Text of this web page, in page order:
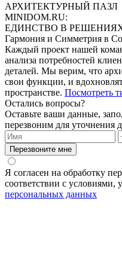
АРХИТЕКТУРНЫЙ ПАЗЛ
MINIDOM.RU:
ЕДИНСТВО В
Гармония и Симметрия в
Каждый проект нашей
анализа потребностей
деталей. Мы верим, что
свои функции, и
пространстве. Посмотреть
Остались вопросы?
Оставьте ваши данные,
перезвоним для уточнения
Я согласен на обработку
соответствии с условиями,
персональных данных